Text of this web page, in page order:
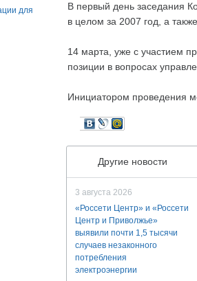
для
В первый день заседания
в целом за 2007 год, а
14 марта, уже с участием
позиции в вопросах
Инициатором проведения
Другие новости
3 августа 2026
«Россети Центр» и «Россети
Центр и Приволжье»
выявили почти 1,5 тысячи
случаев незаконного
потребления
электроэнергии